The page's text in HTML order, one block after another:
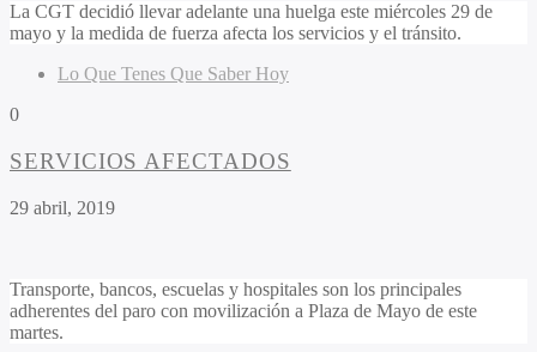
La CGT decidió llevar adelante una huelga este miércoles 29 de
mayo y la medida de fuerza afecta los servicios y el tránsito.
Lo Que Tenes Que Saber Hoy
0
SERVICIOS AFECTADOS
29 abril, 2019
Transporte, bancos, escuelas y hospitales son los principales
adherentes del paro con movilización a Plaza de Mayo de este
martes.